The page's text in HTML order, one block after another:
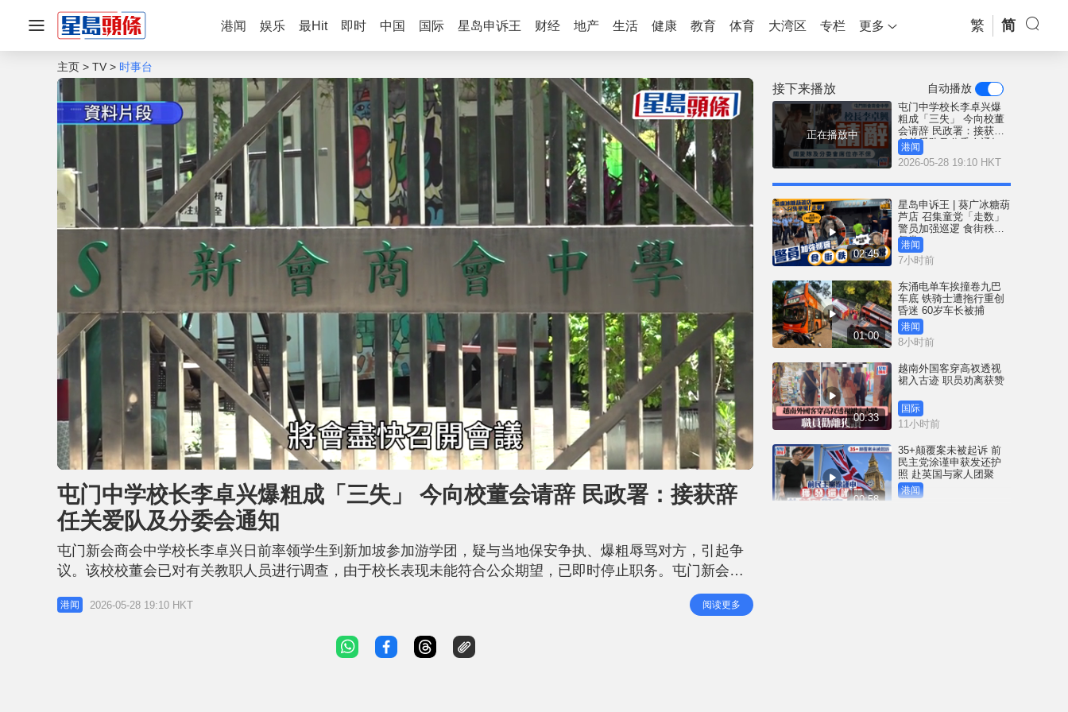
港闻 娱乐 最Hit 即时 中国 国际 星岛申诉王 财经 地产 生活 健康 教育 体育 大湾区 专栏 更多 繁 简
主页 TV 时事台
U
n
t
L
o
d
e
d
:
5
1
.
5
%
屯门中学校长李卓兴爆粗成「三失」 今向校董会请辞 民政署：接获辞
任关爱队及分委会通知
屯门新会商会中学校长李卓兴日前率领学生到新加坡参加游学团，疑与当地保安争执、爆粗辱骂对方，引起争
议。该校校董会已对有关教职人员进行调查，由于校长表现未能符合公众期望，已即时停止职务。屯门新会商
会中学校董黄俊硕今日（28日）向《星岛头条》表示，今日校董会收到校长提交的辞职信，校董会会尽快开会
讨论是否接纳。 政圈料「有手尾」 李卓兴名字「消失」于关爱队 李卓兴其他身份包括屯门新景关爱队成员、
港闻 2026-05-28 19:10 HKT 阅读更多
接下来播放 自动播放
正在播放中
屯门中学校长李卓兴爆
粗成「三失」 今向校董
会请辞 民政署：接获辞
任关爱队及分委会通知
港闻
2026-05-28 19:10 HKT
02:45
星岛申诉王 | 葵广冰糖葫
芦店 召集童党「走数」
警员加强巡逻 食街秩序
复常
港闻
7小时前
01:00
东涌电单车挨撞卷九巴
车底 铁骑士遭拖行重创
昏迷 60岁车长被捕
港闻
8小时前
00:33
越南外国客穿高衩透视
裙入古迹 职员劝离获赞
国际
11小时前
00:58
35+颠覆案未被起诉 前
民主党涂谨申获发还护
照 赴英国与家人团聚
港闻